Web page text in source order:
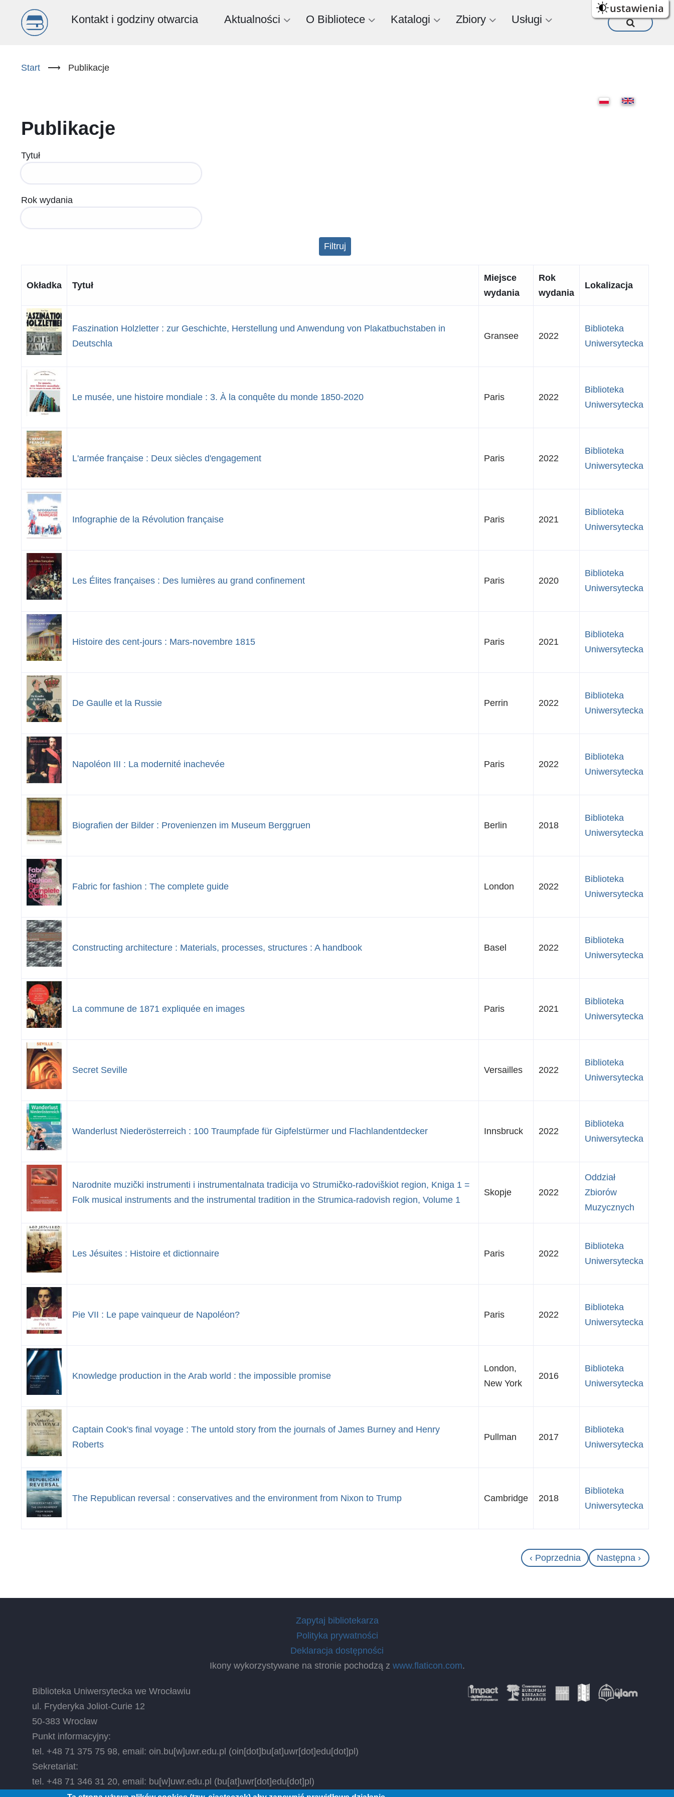
ustawienia
Menu
(PL)
Kontakt i godziny otwarcia Aktualności O Bibliotece Katalogi Zbiory Usługi
Start ⟶ Publikacje
Publikacje
Tytuł
Rok wydania
Okładka Tytuł
Miejsce
wydania
Rok
wydania
Lokalizacja
Faszination Holzletter : zur Geschichte, Herstellung und Anwendung von Plakatbuchstaben in
Deutschla
Gransee 2022
Biblioteka
Uniwersytecka
Le musée, une histoire mondiale : 3. À la conquête du monde 1850-2020 Paris 2022
Biblioteka
Uniwersytecka
L'armée française : Deux siècles d'engagement Paris 2022
Biblioteka
Uniwersytecka
Infographie de la Révolution française Paris 2021
Biblioteka
Uniwersytecka
Les Élites françaises : Des lumières au grand confinement Paris 2020
Biblioteka
Uniwersytecka
Histoire des cent-jours : Mars-novembre 1815 Paris 2021
Biblioteka
Uniwersytecka
De Gaulle et la Russie Perrin 2022
Biblioteka
Uniwersytecka
Napoléon III : La modernité inachevée Paris 2022
Biblioteka
Uniwersytecka
Biografien der Bilder : Provenienzen im Museum Berggruen Berlin 2018
Biblioteka
Uniwersytecka
Fabric for fashion : The complete guide London 2022
Biblioteka
Uniwersytecka
Constructing architecture : Materials, processes, structures : A handbook Basel 2022
Biblioteka
Uniwersytecka
La commune de 1871 expliquée en images Paris 2021
Biblioteka
Uniwersytecka
Secret Seville Versailles 2022
Biblioteka
Uniwersytecka
Wanderlust Niederösterreich : 100 Traumpfade für Gipfelstürmer und Flachlandentdecker Innsbruck 2022
Biblioteka
Uniwersytecka
Narodnite muzički instrumenti i instrumentalnata tradicija vo Strumičko-radoviškiot region, Kniga 1 =
Folk musical instruments and the instrumental tradition in the Strumica-radovish region, Volume 1
Skopje 2022
Oddział
Zbiorów
Muzycznych
Les Jésuites : Histoire et dictionnaire Paris 2022
Biblioteka
Uniwersytecka
Pie VII : Le pape vainqueur de Napoléon? Paris 2022
Biblioteka
Uniwersytecka
Knowledge production in the Arab world : the impossible promise
London,
New York
2016
Biblioteka
Uniwersytecka
Captain Cook's final voyage : The untold story from the journals of James Burney and Henry
Roberts
Pullman 2017
Biblioteka
Uniwersytecka
The Republican reversal : conservatives and the environment from Nixon to Trump Cambridge 2018
Biblioteka
Uniwersytecka
Poprzednia
strona
‹ Poprzednia
Następna
strona
Następna ›
Zapytaj bibliotekarza
Polityka prywatności
Deklaracja dostępności
Ikony wykorzystywane na stronie pochodzą z www.flaticon.com.
Biblioteka Uniwersytecka we Wrocławiu
ul. Fryderyka Joliot-Curie 12
50-383 Wrocław
Punkt informacyjny:
tel. +48 71 375 75 98, email: oin.bu [w] uwr.edu.pl (oin[dot]bu[at]uwr[dot]edu[dot]pl)
Sekretariat:
tel. +48 71 346 31 20, email: bu [w] uwr.edu.pl (bu[at]uwr[dot]edu[dot]pl)